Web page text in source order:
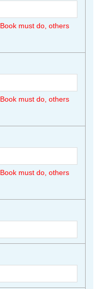
must do, others
must do, others
must do, others